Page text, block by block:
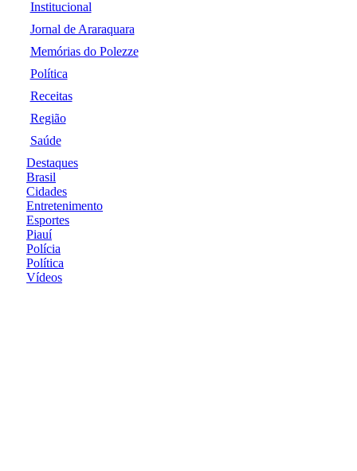
Institucional
Jornal de Araraquara
Memórias do Polezze
Política
Receitas
Região
Saúde
Destaques
Brasil
Cidades
Entretenimento
Esportes
Piauí
Polícia
Política
Vídeos